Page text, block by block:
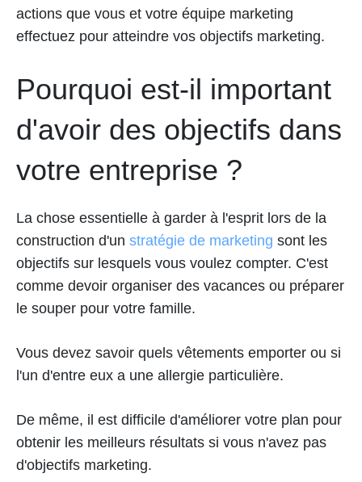
actions que vous et votre équipe marketing
effectuez pour atteindre vos objectifs marketing.
Pourquoi est-il important
d'avoir des objectifs dans
votre entreprise ?
La chose essentielle à garder à l'esprit lors de la
construction d'un stratégie de marketing sont les
objectifs sur lesquels vous voulez compter. C'est
comme devoir organiser des vacances ou préparer
le souper pour votre famille.
Vous devez savoir quels vêtements emporter ou si
l'un d'entre eux a une allergie particulière.
De même, il est difficile d'améliorer votre plan pour
obtenir les meilleurs résultats si vous n'avez pas
d'objectifs marketing.